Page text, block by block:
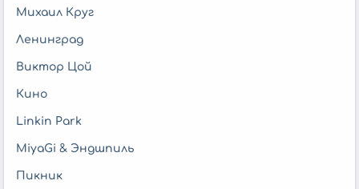
Михаил Круг
Ленинград
Виктор Цой
Кино
Linkin Park
MiyaGi & Эндшпиль
Пикник